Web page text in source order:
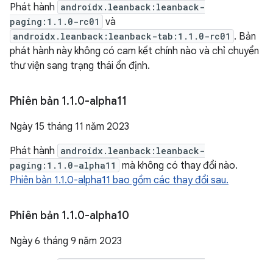
Phát hành androidx.leanback:leanback-
paging:1.1.0-rc01
và
androidx.leanback:leanback-tab:1.1.0-rc01 . Bản
phát hành này không có cam kết chính nào và chỉ chuyển
thư viện sang trạng thái ổn định.
Phiên bản 1.1.0-alpha11
Ngày 15 tháng 11 năm 2023
Phát hành androidx.leanback:leanback-
paging:1.1.0-alpha11
mà không có thay đổi nào.
Phiên bản 1.1.0-alpha11 bao gồm các thay đổi sau.
Phiên bản 1.1.0-alpha10
Ngày 6 tháng 9 năm 2023